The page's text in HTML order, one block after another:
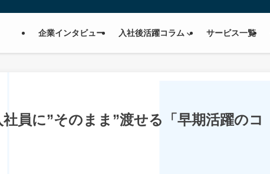
企業インタビュー 入社後活躍コラム サービス一覧
員に”そのまま”渡せる「早期活躍のコ